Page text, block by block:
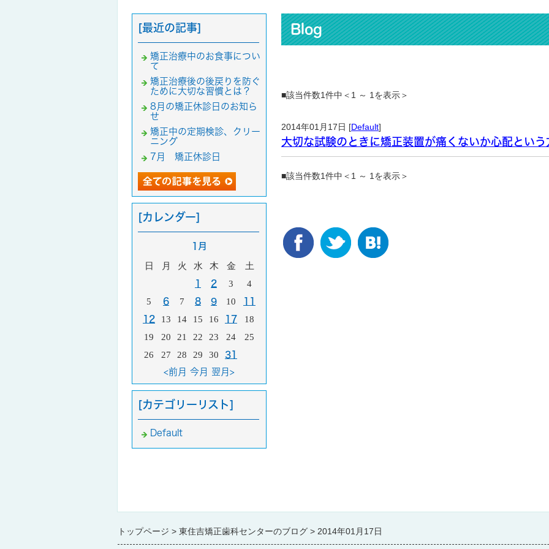
Blog
■該当件数1件中＜1 ～ 1を表示＞
2014年01月17日 [Default]
大切な試験のときに矯正装置が痛くないか心配という
■該当件数1件中＜1 ～ 1を表示＞
[最近の記事]
矯正治療中のお食事につい
て
矯正治療後の後戻りを防ぐ
ために大切な習慣とは？
8月の矯正休診日のお知ら
せ
矯正中の定期検診、クリー
ニング
7月 矯正休診日
[カレンダー]
1月
日 月 火 水 木 金 土
1 2 3
4
5
6 7 8 9 10
11
12
13 14 15 16 17
18
19
20 21 22 23 24
25
26
27 28 29 30
31
<前月 今月 翌月>
[カテゴリーリスト]
Default
トップページ 東住吉矯正歯科センターのブログ 2014年01月17日